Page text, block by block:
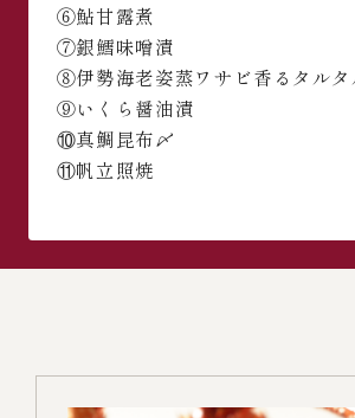
⑥鮎甘露煮
⑦銀鱈味噌漬
⑧伊勢海老姿蒸ワサビ香るタルタ
⑨いくら醤油漬
⑩真鯛昆布〆
⑪帆立照焼